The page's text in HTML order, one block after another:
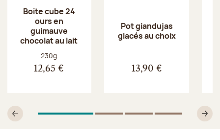
Boite cube 24
ours en
guimauve
chocolat au lait
Poids net :
230g
12,65 €
Pot giandujas
glacés au choix
13,90 €
Précédent
1Sur 4 2Sur 4
3Sur 4
4Sur 4